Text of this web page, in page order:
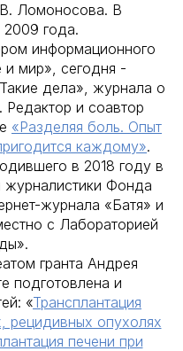
Ломоносова. В
2009 года.
информационного
и мир», сегодня -
дела», журнала о
Редактор и соавтор
«Разделяя боль. Опыт
каждому».
в 2018 году в
Фонда
журнала «Батя» и
с Лабораторией
гранта Андрея
подготовлена и
«Трансплантация
рецидивных опухолях
печени при